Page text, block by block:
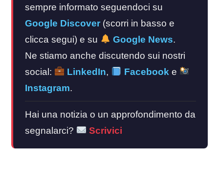
sempre informato seguendoci su
Google Discover (scorri in basso e
clicca segui) e su
Google News.
Ne stiamo anche discutendo sui nostri
social:
LinkedIn, Facebook e
Instagram.
Hai una notizia o un approfondimento da
segnalarci?
Scrivici